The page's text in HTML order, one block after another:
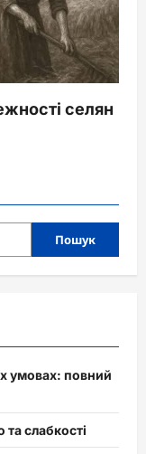
селян
Пошук
умовах: повний
та слабкості